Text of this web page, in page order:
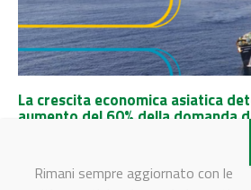
La crescita economica asiatica
aumento del 60% della domanda
Secondo l'LNG Outlook 2025 di Shell,
liquefatto (GNL) raggiungerà i 630-718
all'anno...
Rimani sempre aggiornato con le